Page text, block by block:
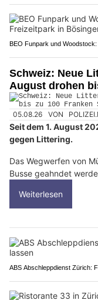
BEO Funpark und
Schweiz: Neue
August drohen
05.08.26 VON
Seit dem 1. August
gegen Littering.
Das Wegwerfen von
Busse geahndet
Weiterlesen
ABS Abschleppdienst Zürich: